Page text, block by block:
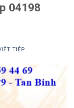
04198
TIỆP